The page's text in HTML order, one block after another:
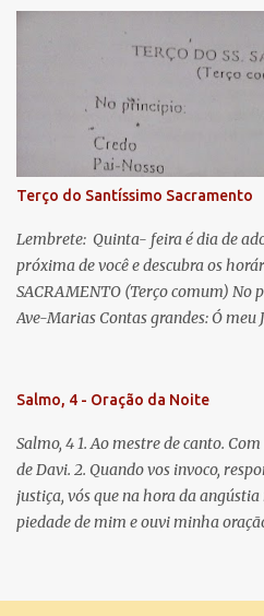
lágrimas. Eia, pois, Advogada
misericordiosos a nós volvei, e
Jesus. Bendito é o fruto do vosso
doce e sempre Virgem Maria. Rogai
Para que sejamos dignos das
Terço do Santíssimo Sacramento
Lembrete: Quinta- feira é dia de
próxima de você e descubra os
SACRAMENTO (Terço comum) No
Ave-Marias Contas grandes: Ó meu
Vós morra eu! Nas contas pequenas:
que nos salva, dá-nos Vossa força,
misericórdia. (no fim) Rezar 3 vezes:
cada momento ao Santíssimo e
Salmo, 4 - Oração da Noite
Salmo, 4 1. Ao mestre de canto.
de Davi. 2. Quando vos invoco,
justiça, vós que na hora da
piedade de mim e ouvi minha
o Senhor me ouviu quando o